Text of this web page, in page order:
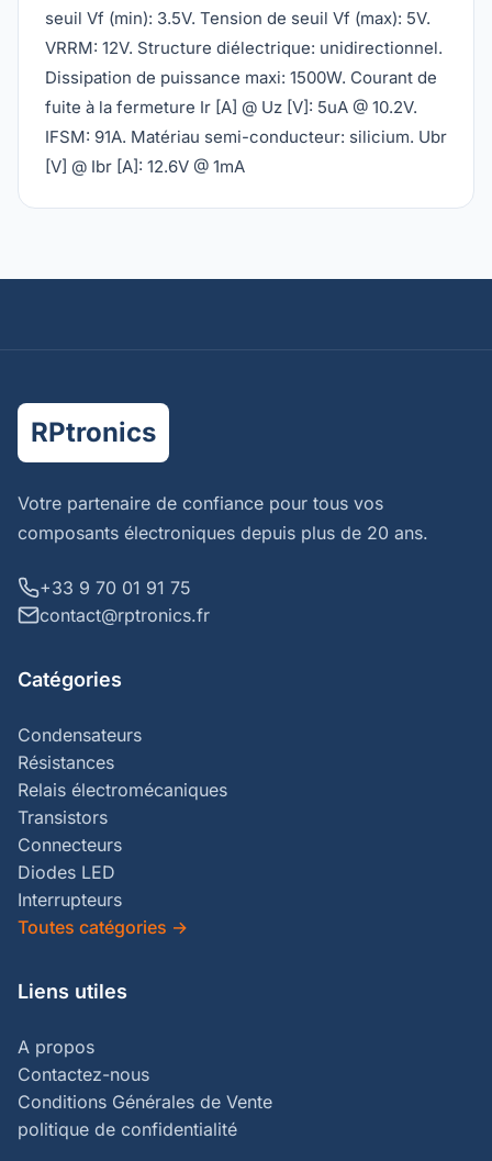
seuil Vf (min): 3.5V. Tension de seuil Vf (max): 5V.
VRRM: 12V. Structure diélectrique: unidirectionnel.
Dissipation de puissance maxi: 1500W. Courant de
fuite à la fermeture Ir [A] @ Uz [V]: 5uA @ 10.2V.
IFSM: 91A. Matériau semi-conducteur: silicium. Ubr
[V] @ Ibr [A]: 12.6V @ 1mA
RPtronics
Votre partenaire de confiance pour tous vos
composants électroniques depuis plus de 20 ans.
+33 9 70 01 91 75
contact@rptronics.fr
Catégories
Condensateurs
Résistances
Relais électromécaniques
Transistors
Connecteurs
Diodes LED
Interrupteurs
Toutes catégories →
Liens utiles
A propos
Contactez-nous
Conditions Générales de Vente
politique de confidentialité